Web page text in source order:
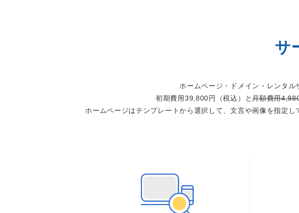
サ
ホームページ・ドメイン・レンタル
初期費用39,800円（税込）と月額費用
ホームページはテンプレートから選択して、文言や画像を指定